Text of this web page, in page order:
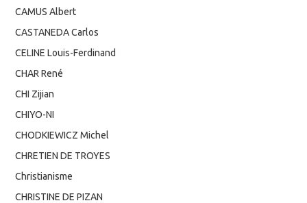
CAMUS Albert
CASTANEDA Carlos
CELINE Louis-Ferdinand
CHAR René
CHI Zijian
CHIYO-NI
CHODKIEWICZ Michel
CHRETIEN DE TROYES
Christianisme
CHRISTINE DE PIZAN